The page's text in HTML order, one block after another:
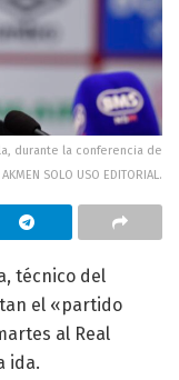
durante la conferencia de
SOLO USO EDITORIAL.
técnico del
el «partido
al Real
ida.